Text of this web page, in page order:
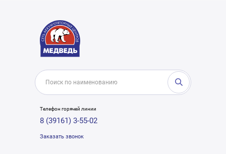
Телефон горячей линии
8 (39161) 3-55-02
Заказать звонок